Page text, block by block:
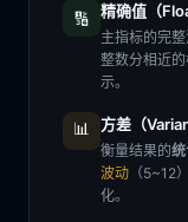
🔢 精确值（
主指标的完
整数分相近
示。
📊 方差（
衡量结果的
波动 （5~12）
化。